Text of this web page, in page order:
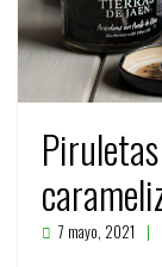
7 mayo, 2021